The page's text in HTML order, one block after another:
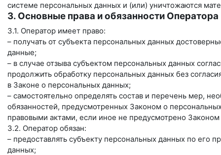
системе персональных данных и (или) уничтожаются
3. Основные права и обязанности Оператора
3.1. Оператор имеет право:
– получать от субъекта персональных данных
данные;
– в случае отзыва субъектом персональных данных
продолжить обработку персональных данных без
в Законе о персональных данных;
– самостоятельно определять состав и перечень мер,
обязанностей, предусмотренных Законом о
правовыми актами, если иное не предусмотрено
3.2. Оператор обязан:
– предоставлять субъекту персональных данных по
данных;